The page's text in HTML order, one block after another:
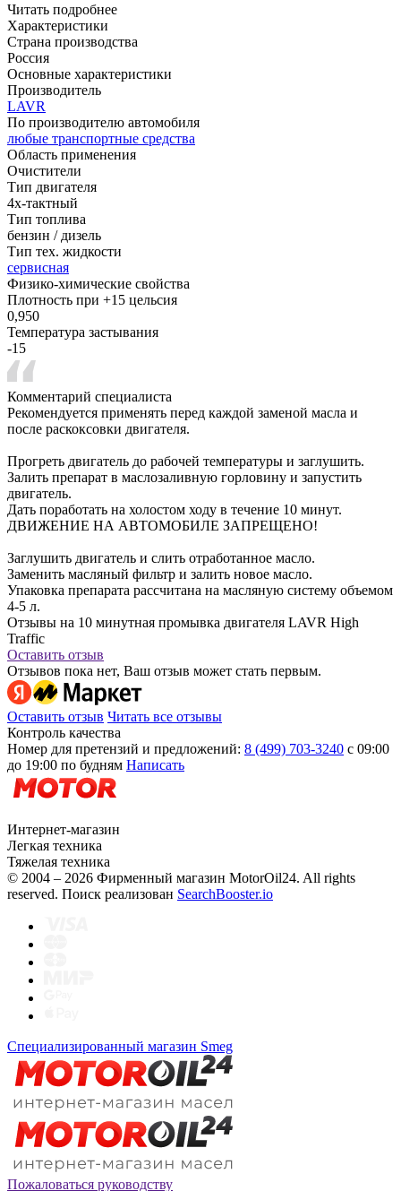
Читать подробнее
Характеристики
Страна производства
Россия
Основные характеристики
Производитель
LAVR
По производителю автомобиля
любые транспортные средства
Область применения
Очистители
Тип двигателя
4х-тактный
Тип топлива
бензин / дизель
Тип тех. жидкости
сервисная
Физико-химические свойства
Плотность при +15 цельсия
0,950
Температура застывания
-15
Комментарий специалиста
Рекомендуется применять перед каждой заменой масла и
после раскоксовки двигателя.
Прогреть двигатель до рабочей температуры и заглушить.
Залить препарат в маслозаливную горловину и запустить
двигатель.
Дать поработать на холостом ходу в течение 10 минут.
ДВИЖЕНИЕ НА АВТОМОБИЛЕ ЗАПРЕЩЕНО!
Заглушить двигатель и слить отработанное масло.
Заменить масляный фильтр и залить новое масло.
Упаковка препарата рассчитана на масляную систему объемом
4-5 л.
Отзывы на 10 минутная промывка двигателя LAVR High
Traffic
Оставить отзыв
Отзывов пока нет, Ваш отзыв может стать первым.
Оставить отзыв Читать все отзывы
Контроль качества
Номер для претензий и предложений: 8 (499) 703-3240 с 09:00
до 19:00 по будням Написать
Интернет-магазин
Легкая техника
Тяжелая техника
© 2004 – 2026 Фирменный магазин MotorOil24. All rights
reserved. Поиск реализован SearchBooster.io
Специализированный магазин Smeg
Пожаловаться руководству